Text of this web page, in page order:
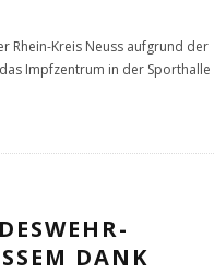
Rhein-Kreis Neuss aufgrund der
Impfzentrum in der Sporthalle
DANK